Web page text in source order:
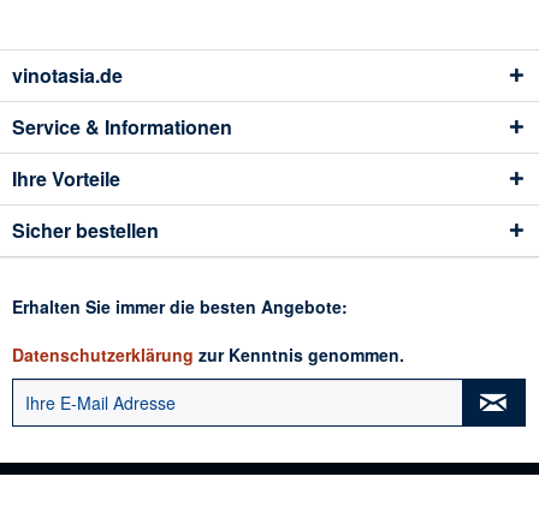
vinotasia.de
Service & Informationen
Ihre Vorteile
Sicher bestellen
Erhalten Sie immer die besten Angebote:
Datenschutzerklärung zur Kenntnis genommen.